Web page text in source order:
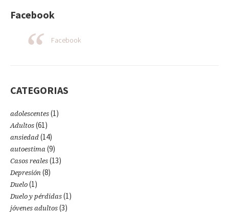
Facebook
Facebook
CATEGORIAS
adolescentes (1)
Adultos (61)
ansiedad (14)
autoestima (9)
Casos reales (13)
Depresión (8)
Duelo (1)
Duelo y pérdidas (1)
jóvenes adultos (3)